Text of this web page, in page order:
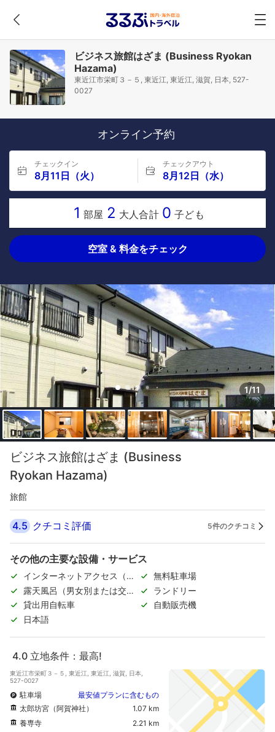
ビジネス旅館はざま (Business Ryokan
Hazama)
東近江市栄町３－５, 東近江, 東近江, 滋賀, 日本, 527-
0027
オンライン予約
チェックイン
8月11日（火）
チェックアウト
8月12日（水）
1 部屋 2 大人合計 0 子ども
空室 & 料金をチェック
1/11
ビジネス旅館はざま (Business
Ryokan Hazama)
旅館
4.5 クチコミ評価 5件のクチコミ
その他の主要な設備・サービス
インターネットアクセス（無
料）
無料駐車場
露天風呂（男女別または交代
制）
ランドリー
貸出用自転車
自動販売機
日本語
4.0 立地条件：最高!
東近江市栄町３－５, 東近江, 東近江, 滋賀, 日本,
527-0027
駐車場
最安値プランに含むもの
太郎坊宮（阿賀神社）
1.07 km
養専寺
2.21 km